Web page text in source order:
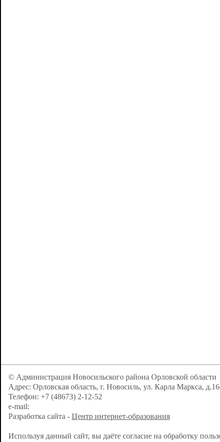
© Администрация Новосильского района Орловской области
Адрес: Орловская область, г. Новосиль, ул. Карла Маркса, д.16
Телефон: +7 (48673) 2-12-52
e-mail:
Разработка сайта - Центр интернет-образования
Используя данный сайт, вы даёте согласие на обработку